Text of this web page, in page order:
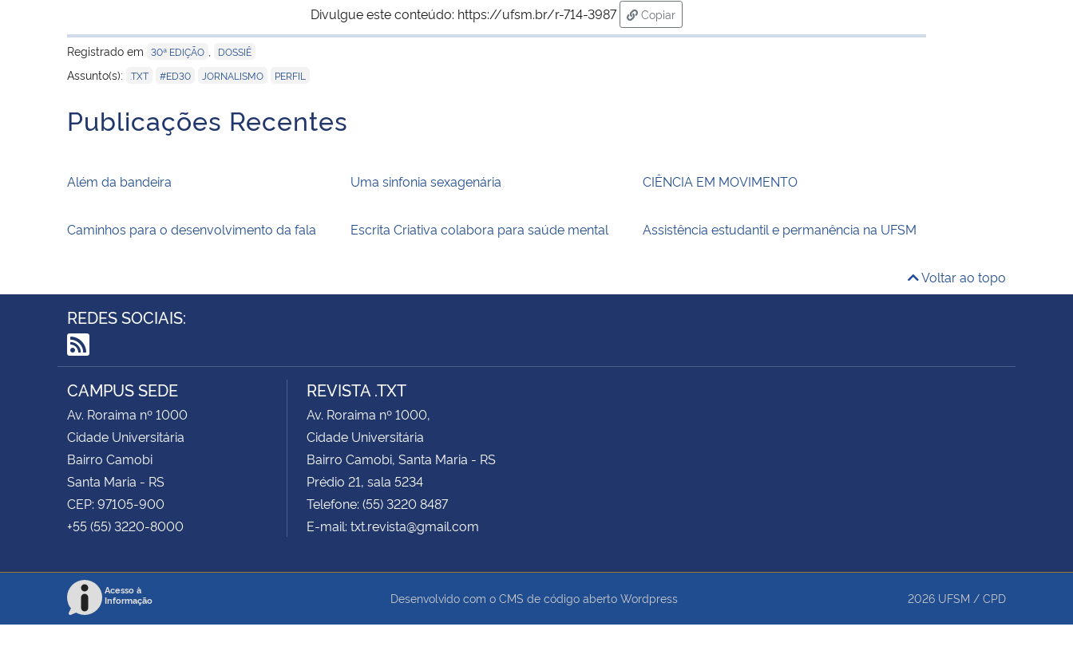
Divulgue este conteúdo: https://ufsm.br/r-714-3987
Copiar
para área de transferência
Registrado em 30ª EDIÇÃO DOSSIÊ
Assunto(s): .TXT #ED30 JORNALISMO PERFIL
Publicações Recentes
Além da bandeira Uma sinfonia sexagenária CIÊNCIA EM MOVIMENTO
Caminhos para o desenvolvimento da fala Escrita Criativa colabora para saúde mental Assistência estudantil e permanência na UFSM
Voltar ao topo
REDES SOCIAIS:
RSS
CAMPUS SEDE
Av. Roraima nº 1000
Cidade Universitária
Bairro Camobi
Santa Maria - RS
CEP: 97105-900
+55 (55) 3220-8000
REVISTA .TXT
Av. Roraima nº 1000,
Cidade Universitária
Bairro Camobi, Santa Maria - RS
Prédio 21, sala 5234
Telefone: (55) 3220 8487
E-mail: txt.revista@gmail.com
Acesso à
Informação
Desenvolvido com o CMS de código aberto Wordpress 2026 UFSM / CPD